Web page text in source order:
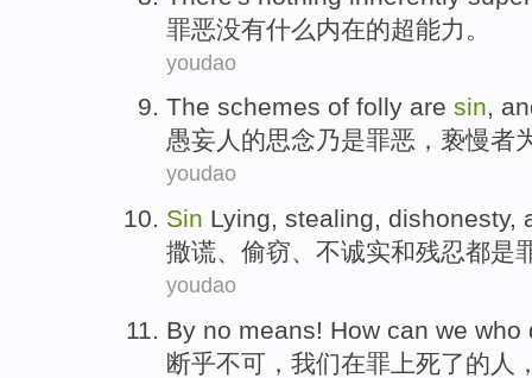
罪恶没有什么内在的超能力 。
youdao
The schemes of folly are sin,
愚妄人 的思念乃是罪恶 ， 亵慢者
youdao
Sin Lying, stealing, dishonesty,
撒谎、 偷窃、 不诚实和残忍都是
youdao
By no means! How can we who
断乎不可 ， 我们在罪 上死了的 人